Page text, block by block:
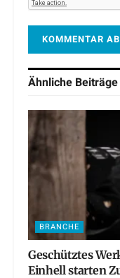
Ähnliche Beiträge
BRANCHE
Geschütztes
Einhell starten